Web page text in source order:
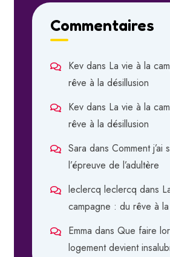
Commentaires
Kev dans La vie à la
rêve à la désillusion
Kev dans La vie à la
rêve à la désillusion
Sara dans Comment j’ai
l’épreuve de l’adultère
leclercq leclercq dans
campagne : du rêve à
Emma dans Que faire
logement devient